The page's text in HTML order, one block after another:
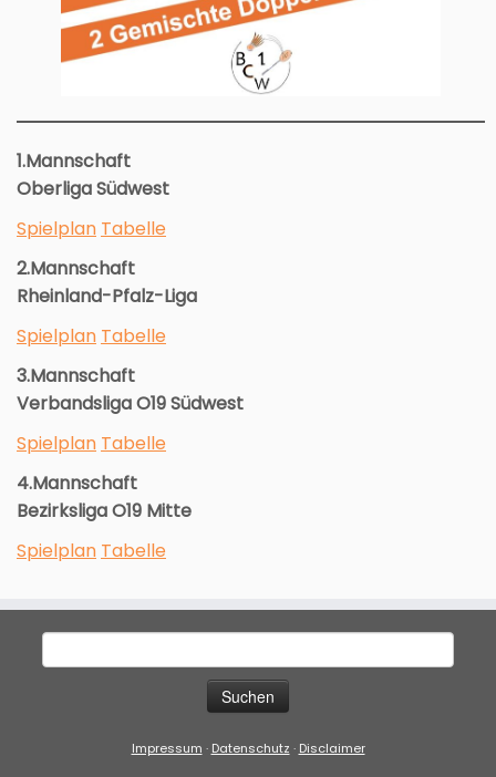
1.Mannschaft
Oberliga Südwest
Spielplan Tabelle
2.Mannschaft
Rheinland-Pfalz-Liga
Spielplan Tabelle
3.Mannschaft
Verbandsliga O19 Südwest
Spielplan Tabelle
4.Mannschaft
Bezirksliga O19 Mitte
Spielplan Tabelle
Suche
Impressum · Datenschutz · Disclaimer